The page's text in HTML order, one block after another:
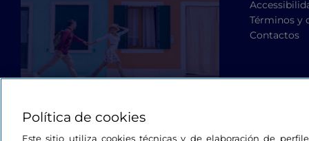
Términos y
Contactos
Política de cookies
Este sitio utiliza cookies técnicas y de elaboración de